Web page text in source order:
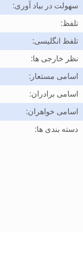
سهولت در بیاد آوری:
تلفظ:
تلفظ انگلیسی:
نظر خارجی ها:
اسامی مستعار:
اسامی برادران:
اسامی خواهران:
دسته بندی ها: